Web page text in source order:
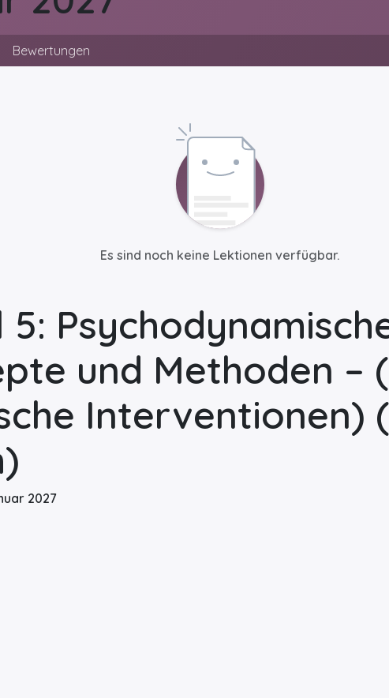
Bewertungen
Es sind noch keine Lektionen verfügbar.
5:
und Methoden –
Interventionen)
2027